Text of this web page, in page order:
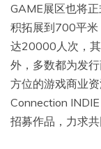
GAME展区也将
积拓展到700平
达20000人次，
外，多数都为发
方位的游戏商业
Connection
招募作品，力求